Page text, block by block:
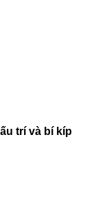
trí và bí kíp